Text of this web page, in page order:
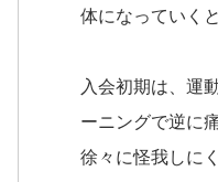
体になっていく
入会初期は、運
ーニングで逆に
徐々に怪我しに